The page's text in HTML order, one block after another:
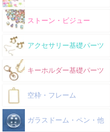
ストーン・ビジュー
アクセサリー基礎パーツ
キーホルダー基礎パーツ
空枠・フレーム
ガラスドーム・ペン・他